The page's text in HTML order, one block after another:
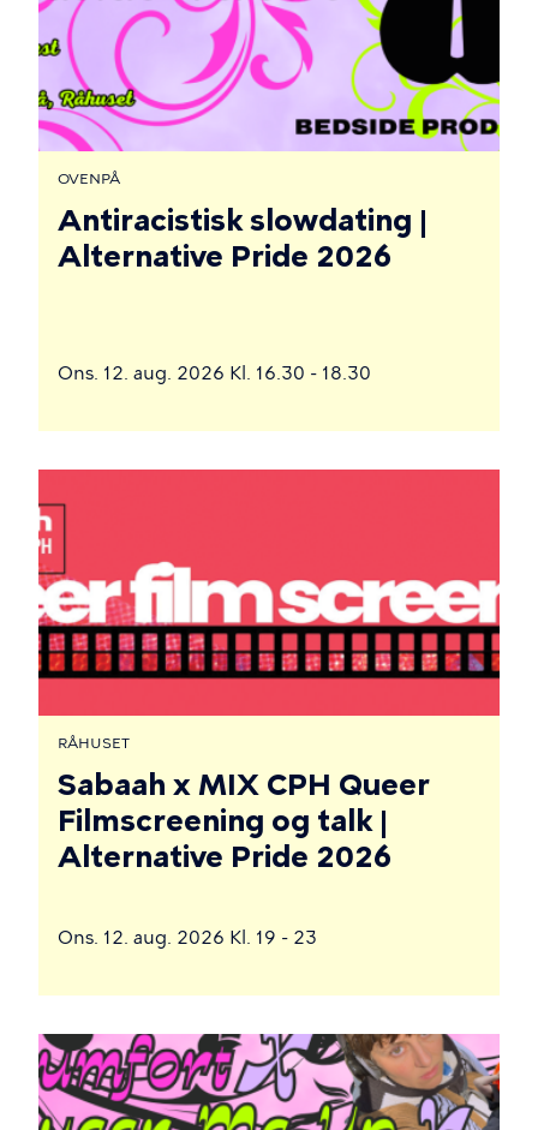
OVENPÅ
Antiracistisk slowdating |
Alternative Pride 2026
Ons. 12. aug. 2026 Kl. 16.30 - 18.30
RÅHUSET
Sabaah x MIX CPH Queer
Filmscreening og talk |
Alternative Pride 2026
Ons. 12. aug. 2026 Kl. 19 - 23